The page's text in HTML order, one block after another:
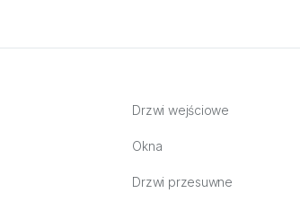
Drzwi wejściowe
Okna
Drzwi przesuwne